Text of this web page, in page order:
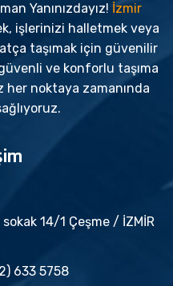
Yanınızdayız! İzmir
işlerinizi halletmek veya
taşımak için güvenilir
ve konforlu taşıma
noktaya zamanında
14/1 Çeşme / İZMİR
633 5758